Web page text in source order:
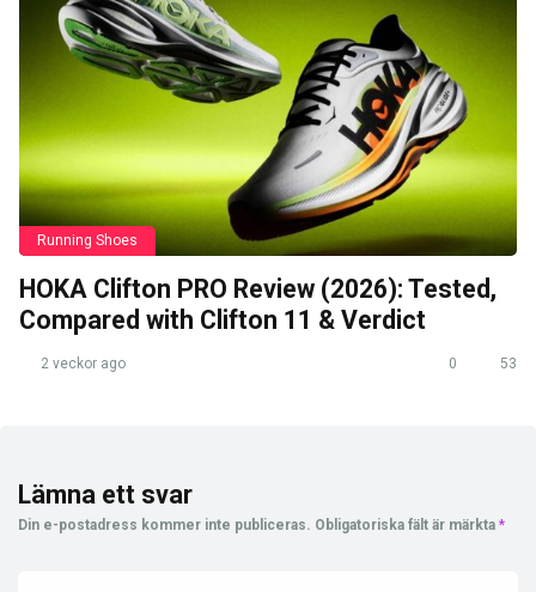
Running Shoes
HOKA Clifton PRO Review (2026): Tested,
Compared with Clifton 11 & Verdict
2 veckor ago 0 53
Lämna ett svar
Din e-postadress kommer inte publiceras. Obligatoriska fält är märkta *